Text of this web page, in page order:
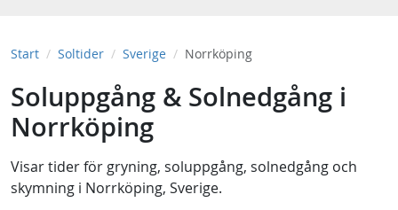
Start Soltider Sverige Norrköping
Soluppgång & Solnedgång i
Norrköping
Visar tider för gryning, soluppgång, solnedgång och
skymning i Norrköping, Sverige.